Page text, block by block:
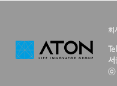
회
ⓒ